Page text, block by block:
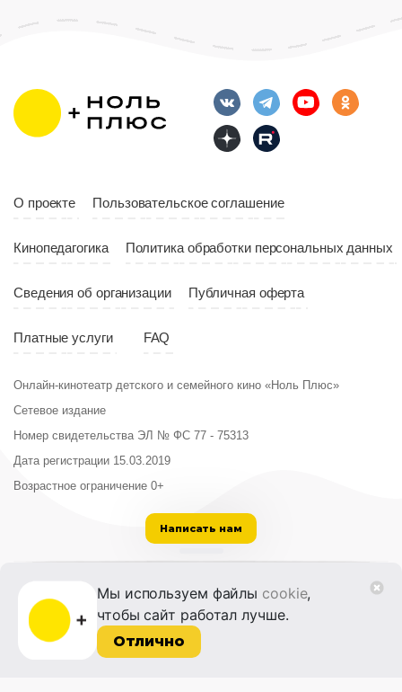
Мы используем файлы cookie,
чтобы сайт работал лучше.
Отлично
О проекте Пользовательское соглашение
Кинопедагогика Политика обработки персональных данных
Сведения об организации Публичная оферта
Платные услуги FAQ
Онлайн-кинотеатр детского и семейного кино «Ноль Плюс»
Сетевое издание
Номер свидетельства ЭЛ № ФС 77 - 75313
Дата регистрации 15.03.2019
Возрастное ограничение 0+
Написать нам
ООО «Институт развития кино и медиа»
Лицензия на образовательную деятельность
№ Л035-01215-72/00614094 от 30 августа
2022 г.
© 2014-2026 Фонд «Жизнь и Дело»